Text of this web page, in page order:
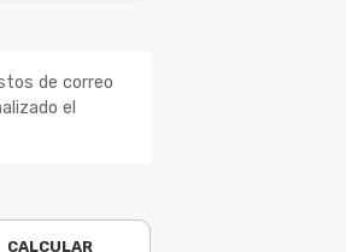
de correo
el
CALCULAR